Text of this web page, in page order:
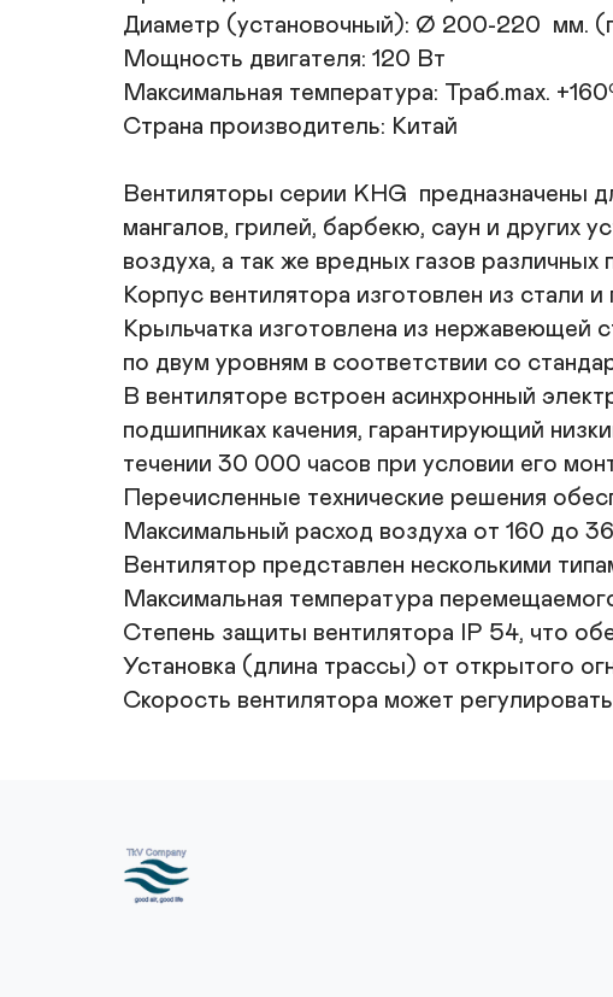
Диаметр (установочный): Ø 200-220  мм.
Мощность двигателя: 120 Вт
Максимальная температура: Траб.max.
Страна производитель: Китай
Вентиляторы серии KHG  предназначены
мангалов, грилей, барбекю, саун и других
воздуха, а так же вредных газов
Корпус вентилятора изготовлен из стали
Крыльчатка изготовлена из нержавеющей
по двум уровням в соответствии со
В вентиляторе встроен асинхронный
подшипниках качения, гарантирующий
течении 30 000 часов при условии его
Перечисленные технические решения
Максимальный расход воздуха от 160 до
Вентилятор представлен несколькими
Максимальная температура
Степень защиты вентилятора IP 54, что
Установка (длина трассы) от открытого
Скорость вентилятора может